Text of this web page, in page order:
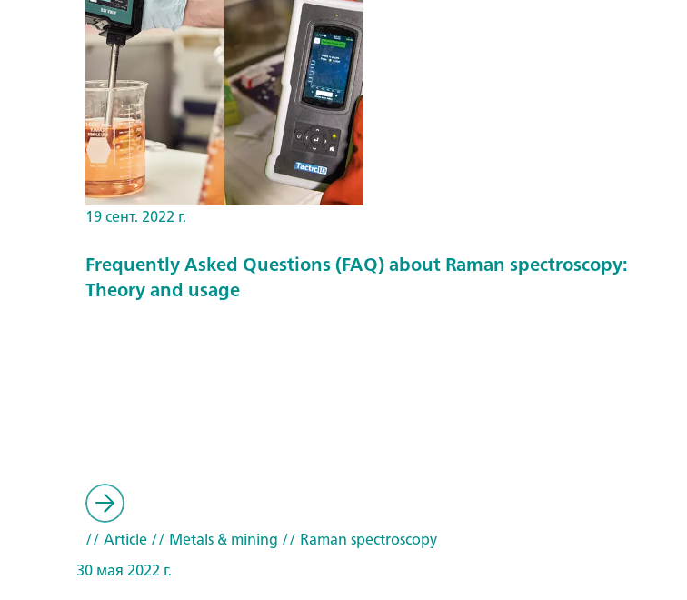
19 сент. 2022 г.
Frequently Asked Questions (FAQ) about Raman spectroscopy:
Theory and usage
// Article// Metals & mining // Raman spectroscopy
30 мая 2022 г.